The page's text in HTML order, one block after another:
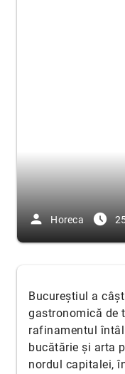
person Horeca access_time_filled
Bucureștiul a
gastronomică de
rafinamentul
bucătărie și arta
nordul capitalei,